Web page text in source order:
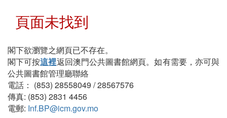
頁面未找到
閣下欲瀏覽之網頁已不存在。
閣下可按這裡返回澳門公共圖書館網頁。如有需要，亦可與
公共圖書館管理廳聯絡
電話： (853) 28558049 / 28567576
傳真: (853) 2831 4456
電郵: Inf.BP@icm.gov.mo